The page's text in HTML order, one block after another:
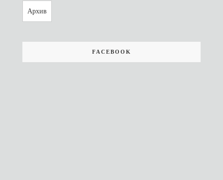
Архив
FACEBOOK